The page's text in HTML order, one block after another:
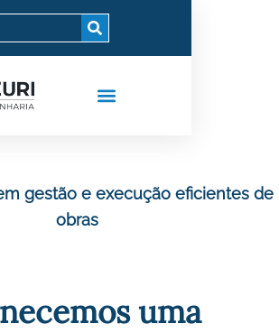
gestão e execução eficientes de
obras
uma